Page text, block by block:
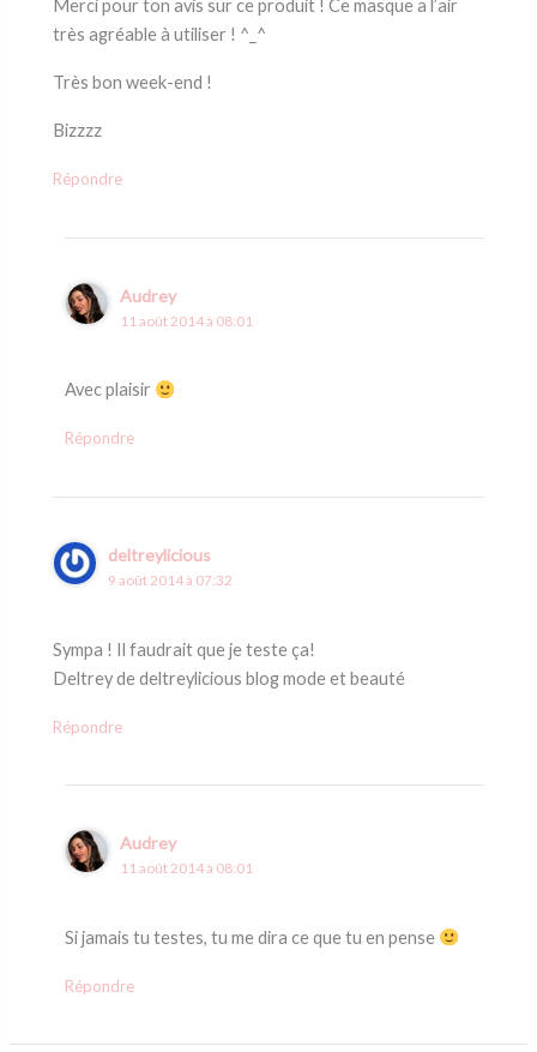
Merci pour ton avis sur ce produit ! Ce masque a l’air
très agréable à utiliser ! ^_^
Très bon week-end !
Bizzzz
Répondre
Audrey
11 août 2014 à 08:01
Avec plaisir
Répondre
deltreylicious
9 août 2014 à 07:32
Sympa ! Il faudrait que je teste ça!
Deltrey de deltreylicious blog mode et beauté
Répondre
Audrey
11 août 2014 à 08:01
Si jamais tu testes, tu me dira ce que tu en pense
Répondre